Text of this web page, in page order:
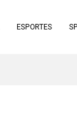
ESPORTES